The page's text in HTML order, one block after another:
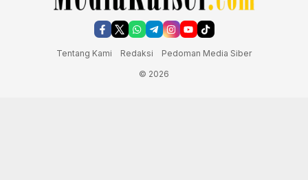
Tentang Kami Redaksi
Pedoman Media Siber
© 2026